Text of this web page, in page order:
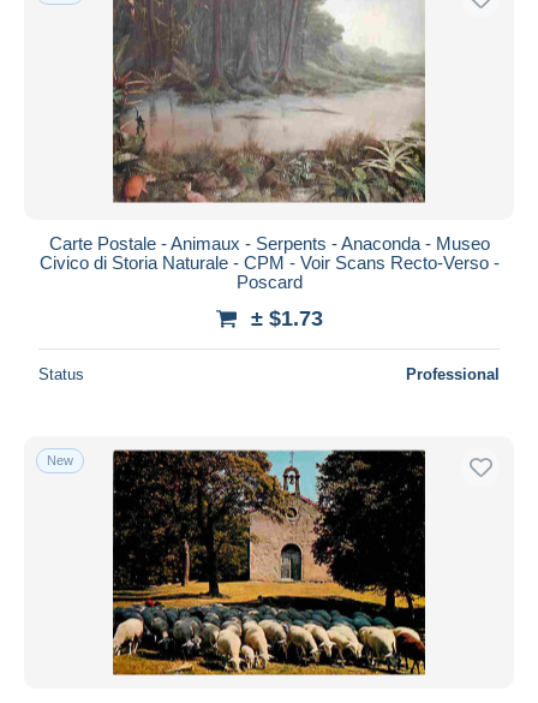
Carte Postale - Animaux - Serpents - Anaconda - Museo
Civico di Storia Naturale - CPM - Voir Scans Recto-Verso -
Poscard
± $1.73
Status Professional
New